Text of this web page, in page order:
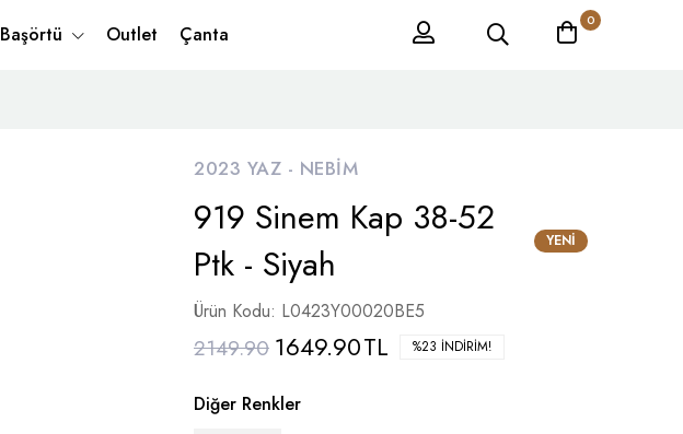
Başörtü Outlet Çanta
0
2023 YAZ - NEBIM
919 Sinem Kap 38-52
Ptk - Siyah
YENI
Ürün Kodu: L0423Y00020BE5
2149.90 1649.90TL %23 İNDIRIM!
Diğer Renkler